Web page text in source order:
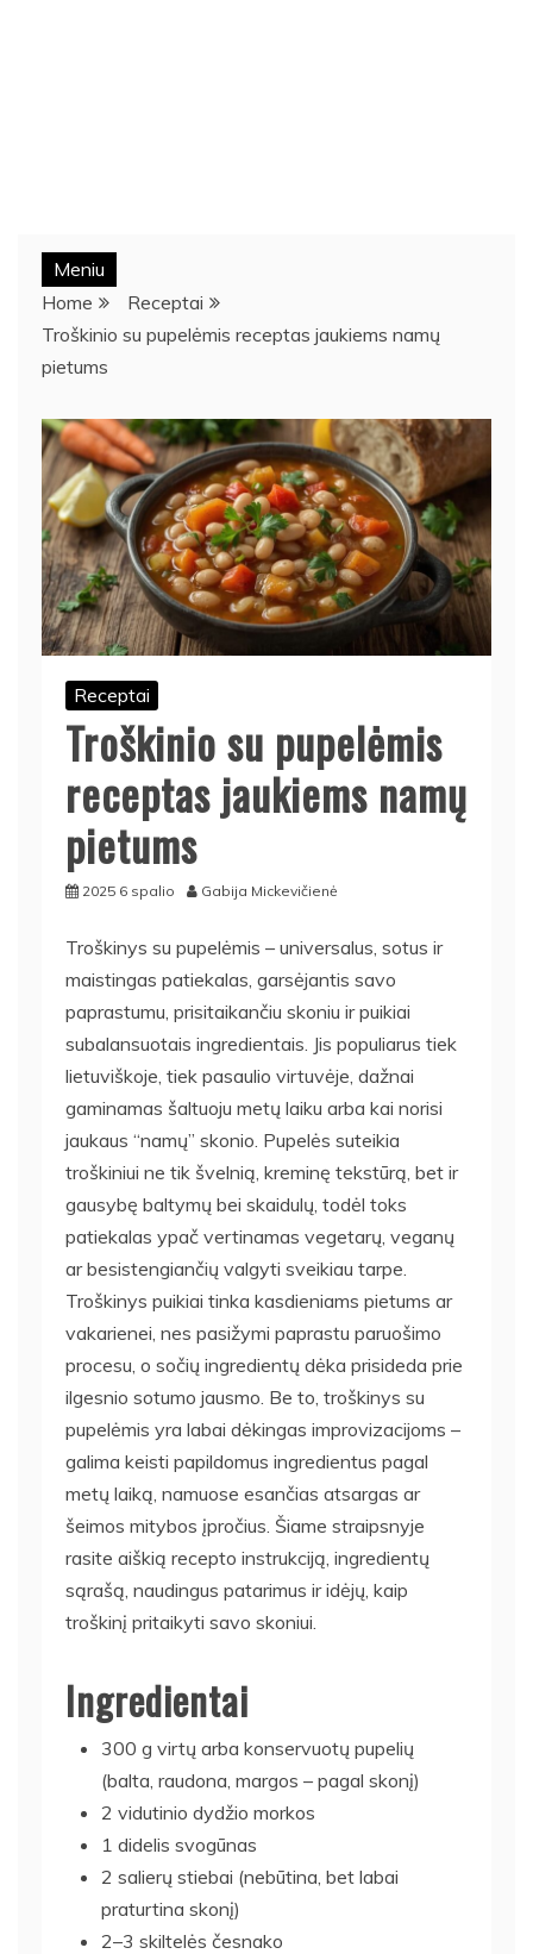
Meniu
Home
Receptai
Troškinio su pupelėmis receptas jaukiems namų
pietums
Receptai
Troškinio su pupelėmis
receptas jaukiems namų
pietums
2025 6 spalio Gabija Mickevičienė
Troškinys su pupelėmis – universalus, sotus ir
maistingas patiekalas, garsėjantis savo
paprastumu, prisitaikančiu skoniu ir puikiai
subalansuotais ingredientais. Jis populiarus tiek
lietuviškoje, tiek pasaulio virtuvėje, dažnai
gaminamas šaltuoju metų laiku arba kai norisi
jaukaus “namų” skonio. Pupelės suteikia
troškiniui ne tik švelnią, kreminę tekstūrą, bet ir
gausybę baltymų bei skaidulų, todėl toks
patiekalas ypač vertinamas vegetarų, veganų
ar besistengiančių valgyti sveikiau tarpe.
Troškinys puikiai tinka kasdieniams pietums ar
vakarienei, nes pasižymi paprastu paruošimo
procesu, o sočių ingredientų dėka prisideda prie
ilgesnio sotumo jausmo. Be to, troškinys su
pupelėmis yra labai dėkingas improvizacijoms –
galima keisti papildomus ingredientus pagal
metų laiką, namuose esančias atsargas ar
šeimos mitybos įpročius. Šiame straipsnyje
rasite aiškią recepto instrukciją, ingredientų
sąrašą, naudingus patarimus ir idėjų, kaip
troškinį pritaikyti savo skoniui.
Ingredientai
300 g virtų arba konservuotų pupelių
(balta, raudona, margos – pagal skonį)
2 vidutinio dydžio morkos
1 didelis svogūnas
2 salierų stiebai (nebūtina, bet labai
praturtina skonį)
2–3 skiltelės česnako